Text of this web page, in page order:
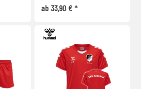
ab 33,90 € *